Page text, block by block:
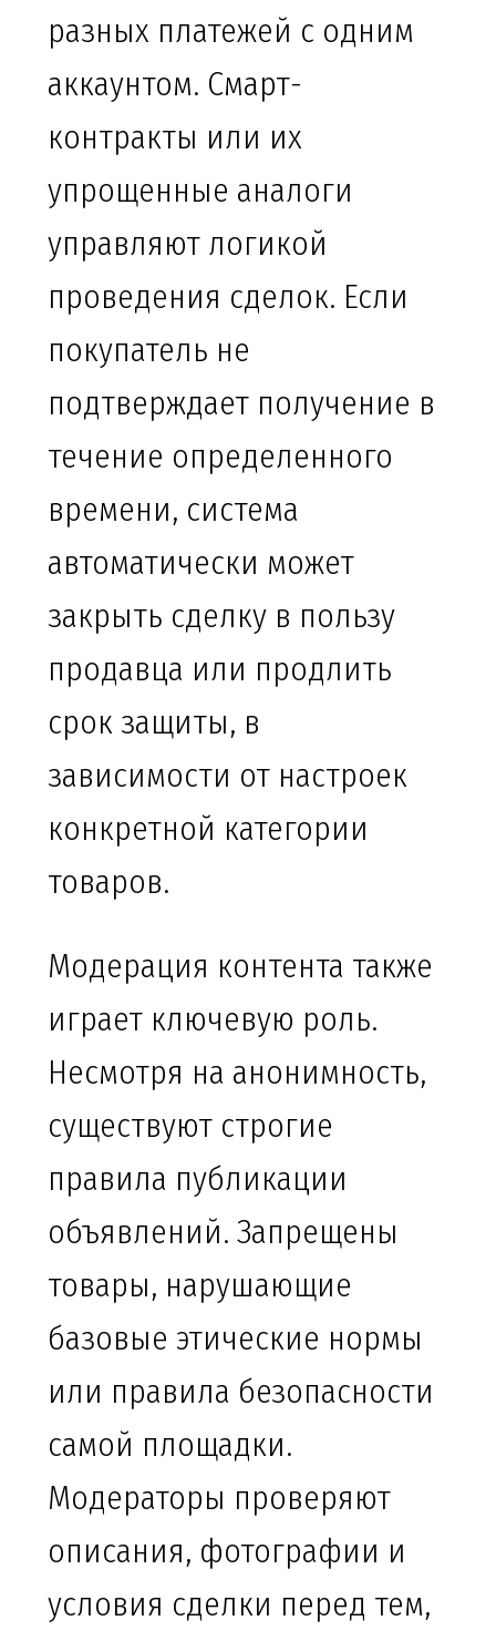
разных платежей с одним
аккаунтом. Смарт-
контракты или их
упрощенные аналоги
управляют логикой
проведения сделок. Если
покупатель не
подтверждает получение в
течение определенного
времени, система
автоматически может
закрыть сделку в пользу
продавца или продлить
срок защиты, в
зависимости от настроек
конкретной категории
товаров.
Модерация контента также
играет ключевую роль.
Несмотря на анонимность,
существуют строгие
правила публикации
объявлений. Запрещены
товары, нарушающие
базовые этические нормы
или правила безопасности
самой площадки.
Модераторы проверяют
описания, фотографии и
условия сделки перед тем,